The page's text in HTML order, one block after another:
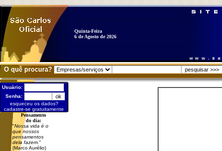
Quinta-Feira
6 de Agosto de 2026
O quê procura?
Usuário:
Senha:
esqueceu os dados?
cadastre-se gratuitamente
Pensamento
do dia:
"Nossa vida é o
que nossos
pensamentos
dela fazem. "
(Marco Aurélio)